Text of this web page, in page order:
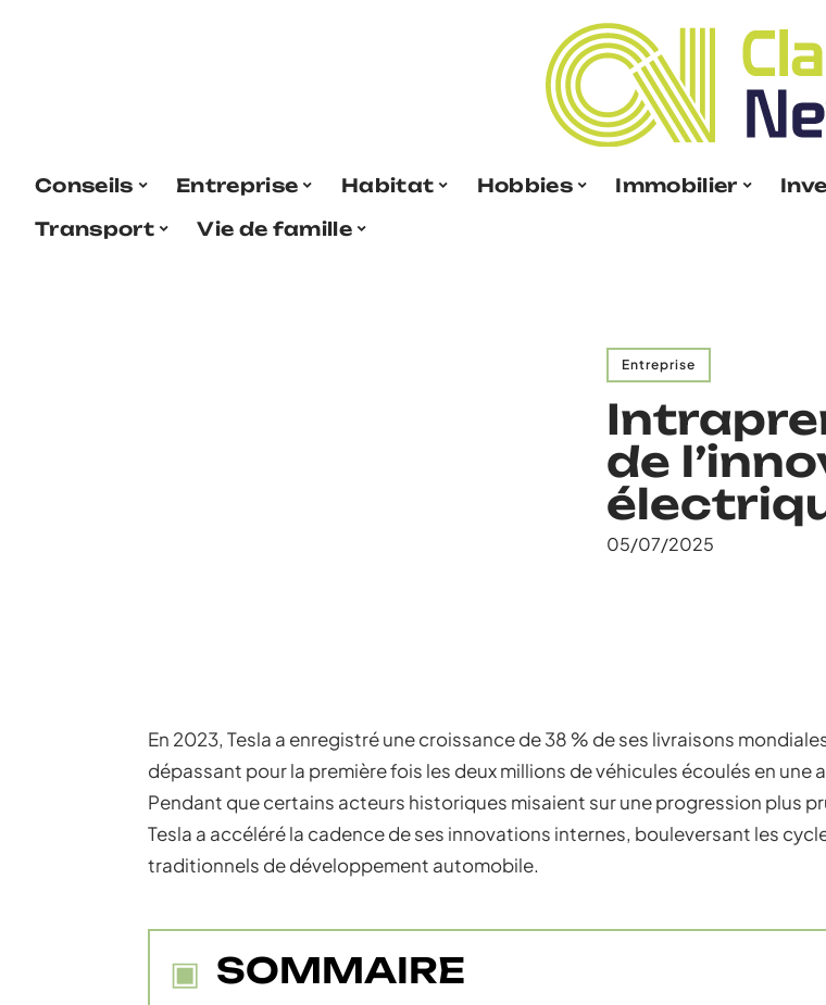
Conseils Entreprise Habitat Hobbies Immobilier
Transport
Vie de famille
Entreprise
de
05/07/2025
En 2023, Tesla a enregistré une croissance de 38 % de ses livraisons
dépassant pour la première fois les deux millions de véhicules écoulés en une
Pendant que certains acteurs historiques misaient sur une progression plus
Tesla a accéléré la cadence de ses innovations internes, bouleversant les
traditionnels de développement automobile.
SOMMAIRE